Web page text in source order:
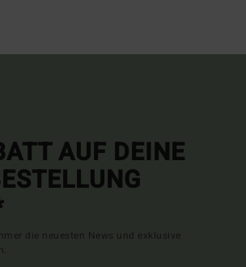
AUF DEINE
die neuesten News und exklusive